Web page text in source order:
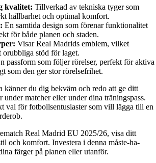
kvalitet: Tillverkad av tekniska tyger som
hållbarhet och optimal komfort.
En samtida design som förenar funktionalitet
för både planen och staden.
Visar Real Madrids emblem, vilket
orubbliga stöd för laget.
passform som följer rörelser, perfekt för aktiva
som den ger stor rörelsefrihet.
känner du dig bekväm och redo att ge ditt
under matcher eller under dina träningspass.
val för fotbollsentusiaster som vill lägga till en
Real Madrid EU 2025/26, visa ditt
och komfort. Investera i denna måste-ha-
färger på planen eller utanför.